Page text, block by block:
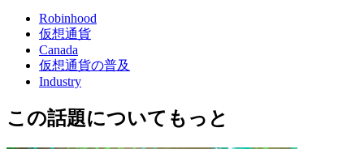
Robinhood
仮想通貨
Canada
仮想通貨の普及
Industry
この話題についてもっと